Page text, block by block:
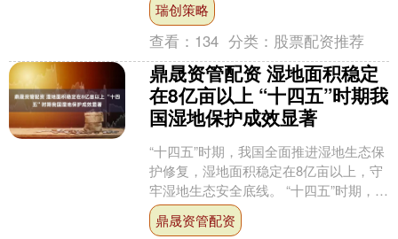
经去世。 文中称....
瑞创策略
查看： 134 分类： 股票配资推荐
鼎晟资管配资 湿地面积稳定
在8亿亩以上 “十四五”时期我
国湿地保护成效显著
“十四五”时期，我国全面推进湿地生态保
护修复，湿地面积稳定在8亿亩以上，守
牢湿地生态安全底线。 “十四五”时期，我
国全面加强湿地保护管理，出台湿地保
护法，实施《....
鼎晟资管配资